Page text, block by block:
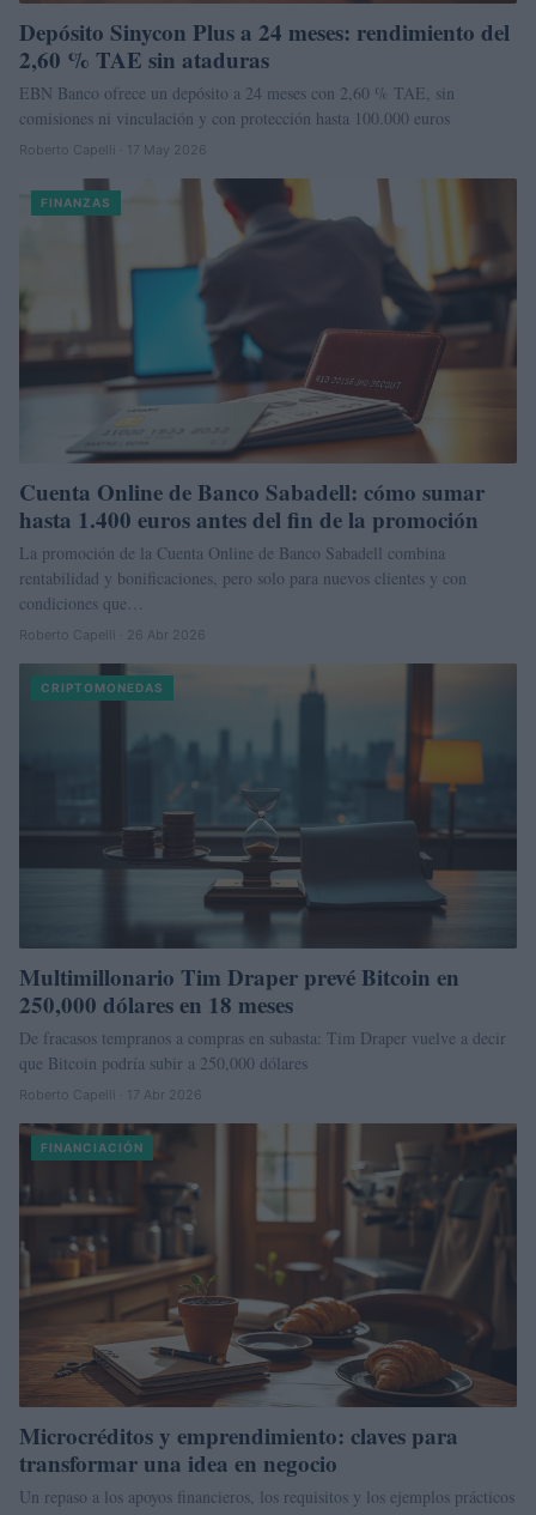
Depósito Sinycon Plus a 24 meses: rendimiento del
2,60 % TAE sin ataduras
EBN Banco ofrece un depósito a 24 meses con 2,60 % TAE, sin
comisiones ni vinculación y con protección hasta 100.000 euros
Roberto Capelli · 17 May 2026
FINANZAS
Cuenta Online de Banco Sabadell: cómo sumar
hasta 1.400 euros antes del fin de la promoción
La promoción de la Cuenta Online de Banco Sabadell combina
rentabilidad y bonificaciones, pero solo para nuevos clientes y con
condiciones que…
Roberto Capelli · 26 Abr 2026
CRIPTOMONEDAS
Multimillonario Tim Draper prevé Bitcoin en
250,000 dólares en 18 meses
De fracasos tempranos a compras en subasta: Tim Draper vuelve a decir
que Bitcoin podría subir a 250,000 dólares
Roberto Capelli · 17 Abr 2026
FINANCIACIÓN
Microcréditos y emprendimiento: claves para
transformar una idea en negocio
Un repaso a los apoyos financieros, los requisitos y los ejemplos prácticos